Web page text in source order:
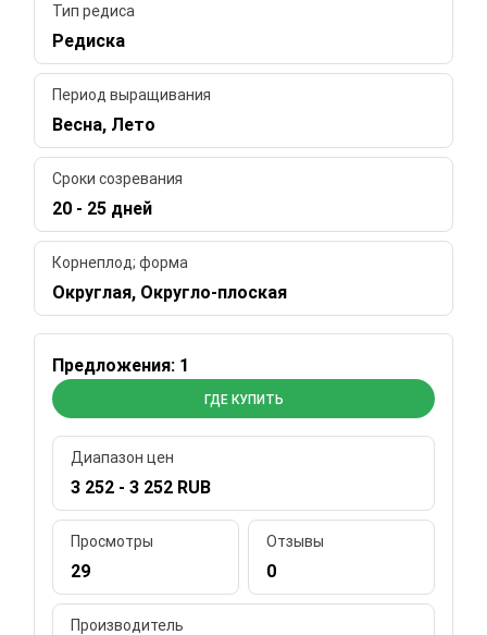
Тип редиса
Редиска
Период выращивания
Весна, Лето
Сроки созревания
20 - 25 дней
Корнеплод; форма
Округлая, Округло-плоская
Предложения: 1
ГДЕ КУПИТЬ
Диапазон цен
3 252 - 3 252 RUB
Просмотры
29
Отзывы
0
Производитель